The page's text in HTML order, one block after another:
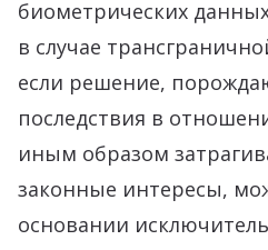
биометрических
в случае
если решение,
последствия в
иным образом
законные интересы,
основании